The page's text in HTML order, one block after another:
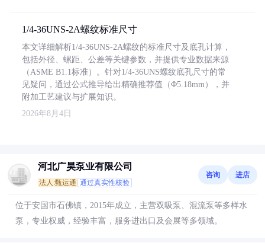
1/4-36UNS-2A螺纹标准尺寸
本文详细解析1/4-36UNS-2A螺纹的标准尺寸及底孔计算，
包括外径、螺距、公差等关键参数，并提供专业数据来源
（ASME B1.1标准）。针对1/4-36UNS螺纹底孔尺寸的常
见疑问，通过公式推导给出精确推荐值（Φ5.18mm），并
附加工艺建议与扩展知识。
2026年8月4日
河北广昊泵业有限公司
法人:甄运通 通过真实性核验
咨询 进店
位于安国市石佛镇，2015年成立，主营双吸泵、混流泵等多样水
泵，专业权威，经验丰富，服务进出口及会展等多领域。